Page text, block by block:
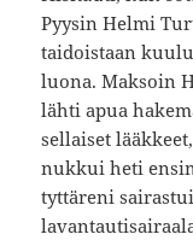
Pyysin Helmi
taidoistaan
luona. Maksoin
lähti apua
sellaiset
nukkui heti
tyttäreni